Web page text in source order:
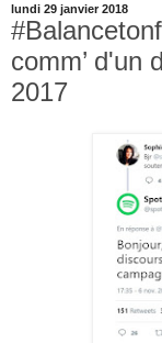
lundi 29 janvier 2018
comm’ d'un
2017